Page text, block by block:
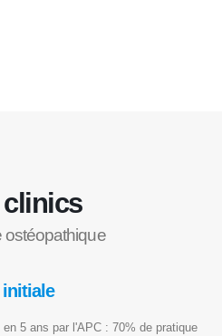
ostéopathique
en 5 ans par l'APC : 70% de pratique